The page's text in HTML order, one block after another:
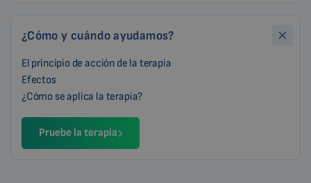
¿Cómo y cuándo ayudamos?
El principio de acción de la terapia
Efectos
¿Cómo se aplica la terapia?
Pruebe la terapia